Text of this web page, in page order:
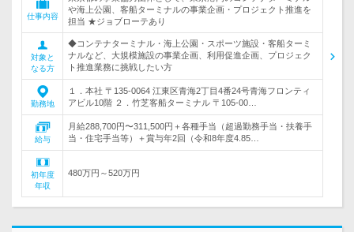
仕事内容
や海上公園、客船ターミナルの事業企画・プロジェクト推進を
担当 ★ジョブローテあり
対象と
なる方
◆コンテナターミナル・海上公園・スポーツ施設・客船ターミ
ナルなど、大規模施設の事業企画、利用促進企画、プロジェク
ト推進業務に挑戦したい方
勤務地
１．本社 〒135-0064 江東区青海2丁目4番24号青海フロンティ
アビル10階 ２．竹芝客船ターミナル 〒105-00…
給与
月給288,700円〜311,500円＋各種手当（超過勤務手当・扶養手
当・住宅手当等）＋賞与年2回（令和8年度4.85…
初年度
年収
480万円～520万円